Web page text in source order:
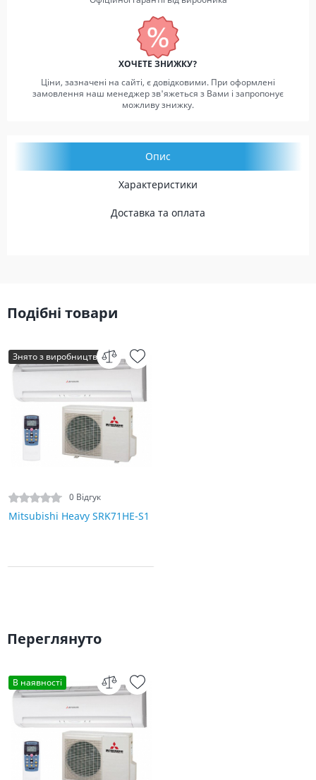
ХОЧЕТЕ ЗНИЖКУ?
Ціни, зазначені на сайті, є довідковими. При оформлені
замовлення наш менеджер зв'яжеться з Вами і запропонує
можливу знижку.
Опис
Характеристики
Доставка та оплата
Подібні товари
Знято з виробництва
0 Відгук
Mitsubishi Heavy SRK71HE-S1
Переглянуто
В наявності